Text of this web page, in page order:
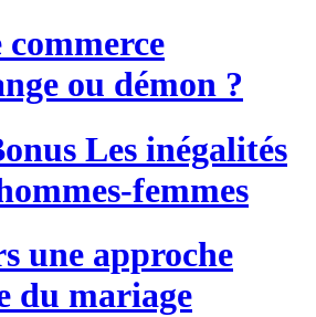
commerce
ou démon ?
Les inégalités
femmes
une approche
du mariage